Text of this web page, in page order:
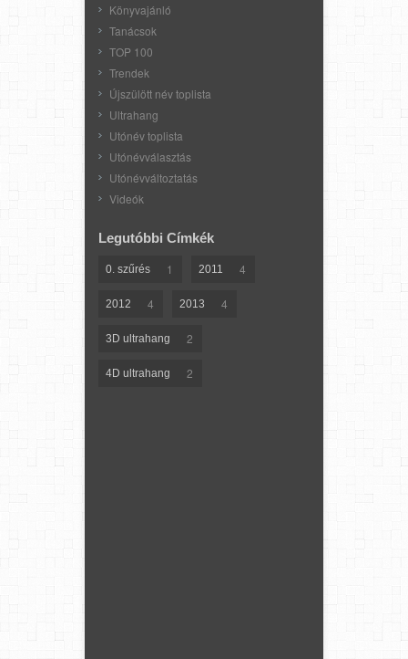
Könyvajánló
Tanácsok
TOP 100
Trendek
Újszülött név toplista
Ultrahang
Utónév toplista
Utónévválasztás
Utónévváltoztatás
Videók
Legutóbbi Címkék
0. szűrés 1 2011 4
2012 4 2013 4
3D ultrahang 2
4D ultrahang 2